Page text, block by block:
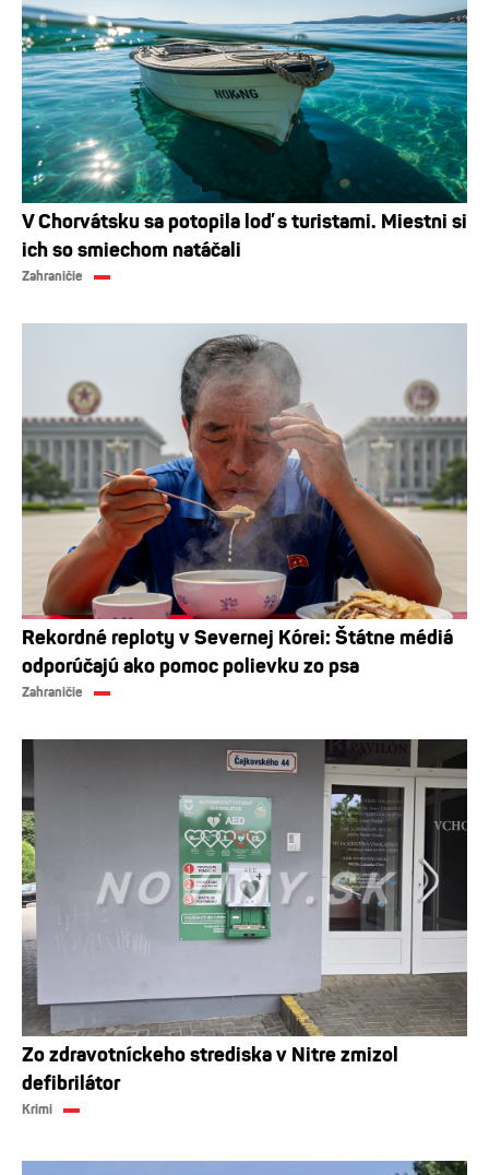
V Chorvátsku sa potopila loď s turistami. Miestni si
ich so smiechom natáčali
Zahraničie
Rekordné reploty v Severnej Kórei: Štátne médiá
odporúčajú ako pomoc polievku zo psa
Zahraničie
Zo zdravotníckeho strediska v Nitre zmizol
defibrilátor
Krimi